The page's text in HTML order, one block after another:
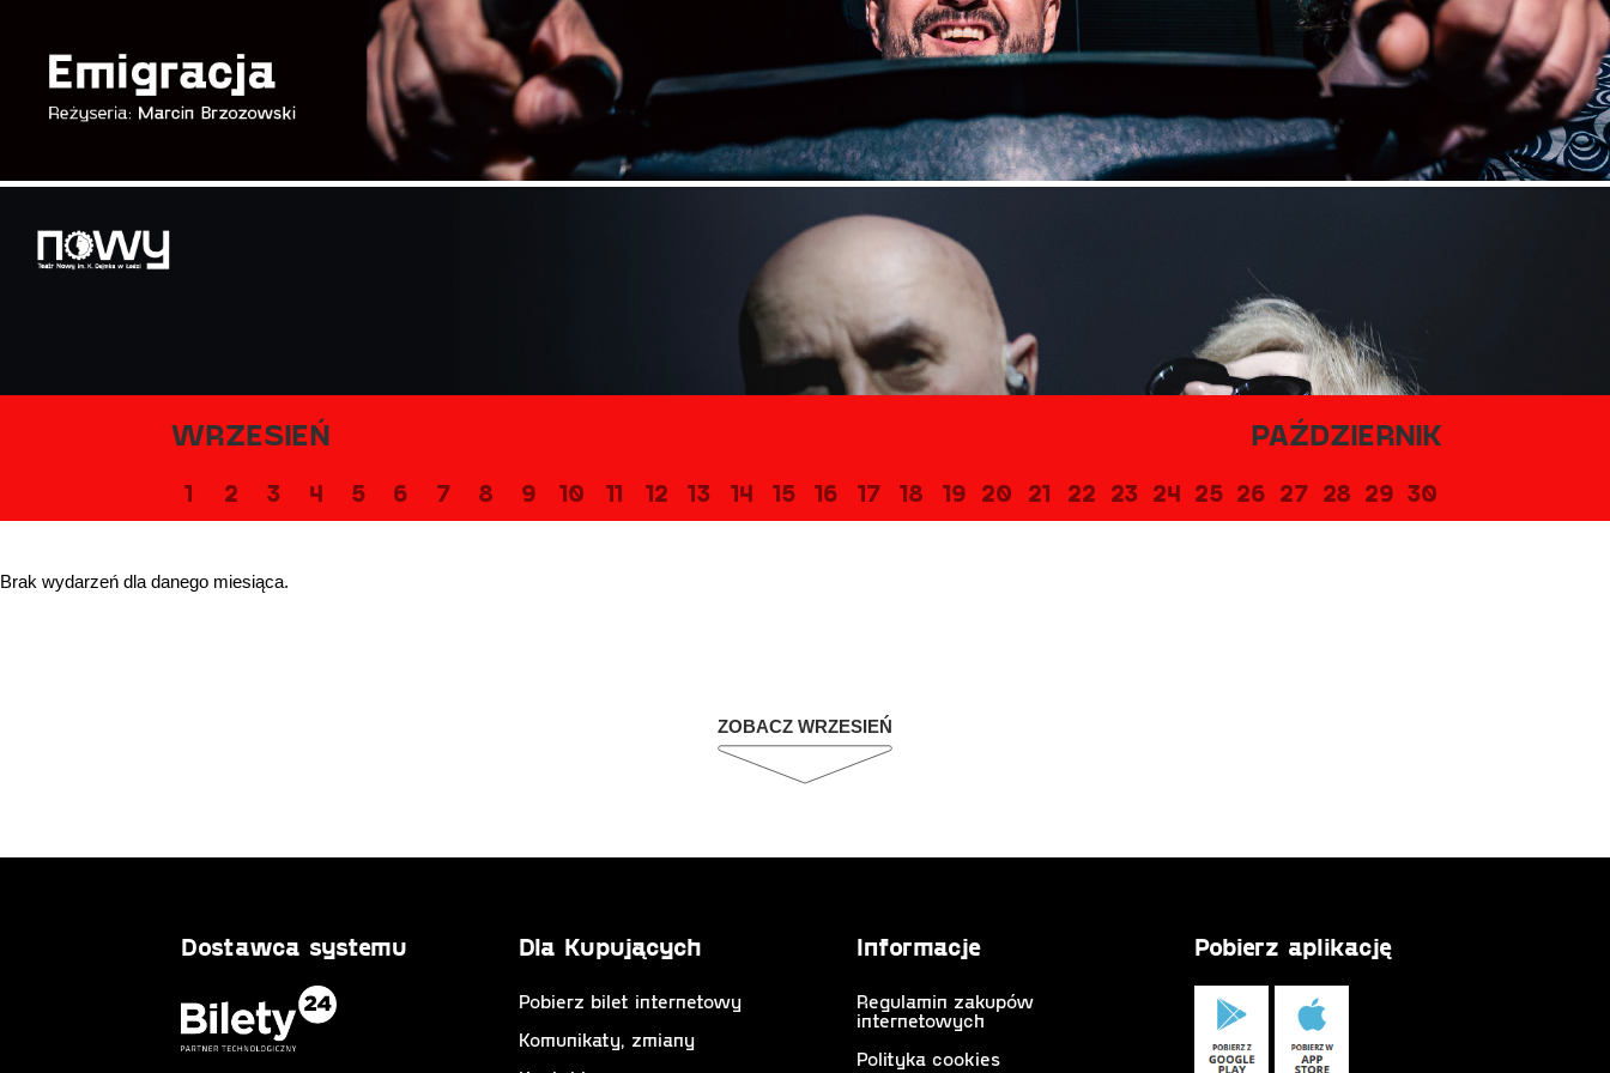
WRZESIEŃ PAŹDZIERNIK
1 2 3 4 5 6 7 8 9 10 11 12 13 14 15 16 17 18 19 20 21 22 23 24 25 26 27 28 29 30
Brak wydarzeń dla danego miesiąca.
ZOBACZ WRZESIEŃ
Dostawca systemu Dla Kupujących
Pobierz bilet internetowy
Komunikaty, zmiany
Informacje
Regulamin zakupów
internetowych
Polityka cookies
Pobierz aplikację